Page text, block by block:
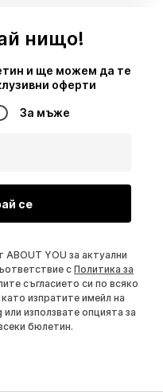
нищо!
и ще можем да те
оферти
За мъже
се
YOU за актуални
с Политика за
съгласието си по всяко
изпратите имейл на
или използвате опцията за
бюлетин.